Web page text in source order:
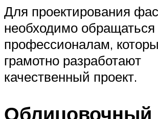
Для проектирования
необходимо обращаться
профессионалам,
грамотно разработают
качественный проект.
Облицовочный